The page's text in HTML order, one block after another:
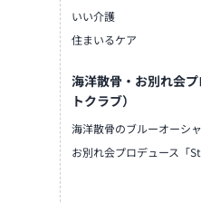
いい介護
住まいるケア
海洋散骨・お別れ会
トクラブ）
海洋散骨のブルーオーシ
お別れ会プロデュース「